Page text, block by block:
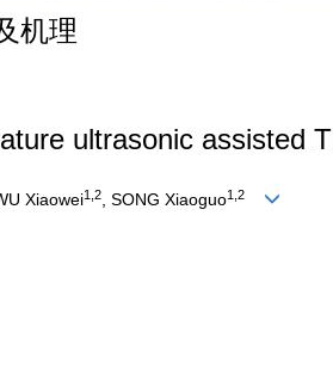
机理
ultrasonic assisted
Xiaowei1,2 , SONG Xiaoguo1,2